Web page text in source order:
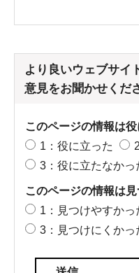
より良いウェブサイ
意見をお聞かせくだ
このページの情報は
1：役に立った
3：役に立たなかっ
このページの情報は
1：見つけやすかっ
3：見つけにくかっ